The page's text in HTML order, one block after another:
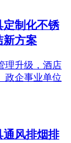
定制化不锈
新方案
理升级，酒店
政企事业单位
通风排烟排